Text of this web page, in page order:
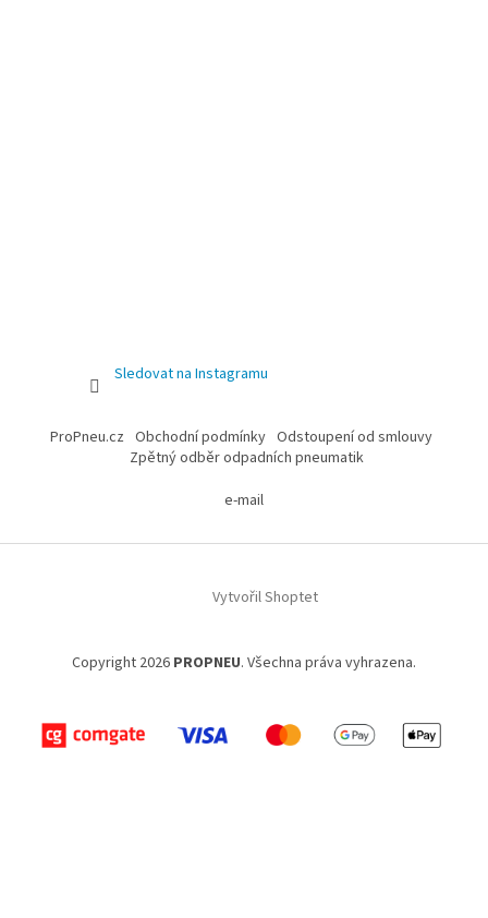
Sledovat na Instagramu
ProPneu.cz Obchodní podmínky Odstoupení od smlouvy
Zpětný odběr odpadních pneumatik
e-mail
Vytvořil Shoptet
Copyright 2026 PROPNEU. Všechna práva vyhrazena.